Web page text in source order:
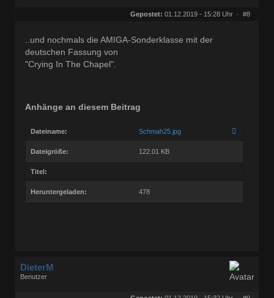
Gepostet: 01.12.2019 - 15:28 Uhr · #8
..und nochmals die AMIGA-Sonderklasse mit der
deutschen Fassung von
"Crying In The Chapel".
Anhänge an diesem Beitrag
Dateiname: Schmah25.jpg
Dateigröße: 122.01 KB
Titel:
Heruntergeladen: 478
DieterM
Benutzer